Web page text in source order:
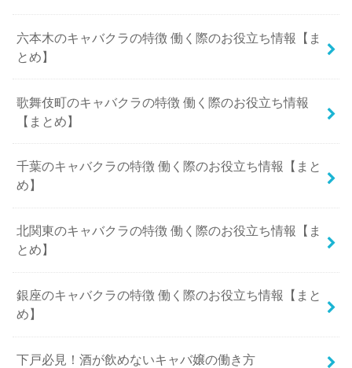
六本木のキャバクラの特徴 働く際のお役立ち情報【ま
とめ】
歌舞伎町のキャバクラの特徴 働く際のお役立ち情報
【まとめ】
千葉のキャバクラの特徴 働く際のお役立ち情報【まと
め】
北関東のキャバクラの特徴 働く際のお役立ち情報【ま
とめ】
銀座のキャバクラの特徴 働く際のお役立ち情報【まと
め】
下戸必見！酒が飲めないキャバ嬢の働き方